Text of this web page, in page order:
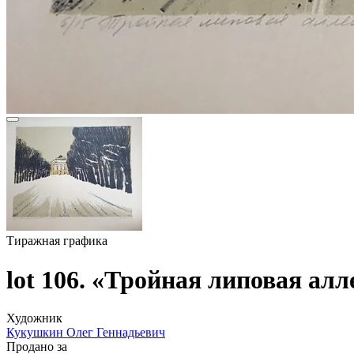
Тиражная графика
lot 106. «Тройная липовая
Художник
Кукушкин Олег Геннадьевич
Продано за